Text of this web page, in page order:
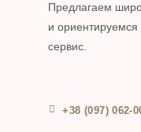
Предлагаем
и ориентируемся
сервис.
+38 (097) 062-